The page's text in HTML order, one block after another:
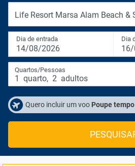
Life Resort Marsa Alam Beach &
Dia de entrada
14/08/2026
Dia
Quartos/Pessoas
1 quarto, 2 adultos
Quero incluir um voo Poupe